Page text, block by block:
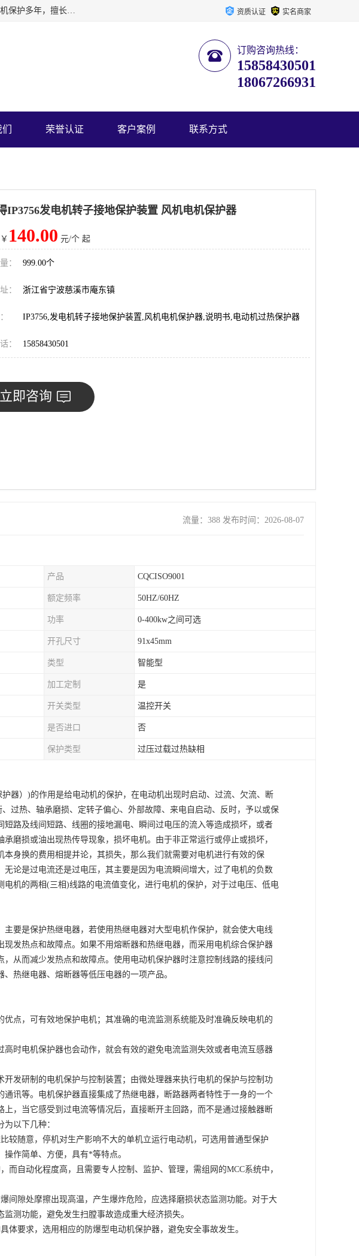
宁波飞纳得电器有限公司以工业电器为主导，集研发，制造，贸易，服务等功能于一体的科技型企业，专注电机保护多年，擅长单片机技术在工业控制、电力电子、汽车电子等领域的应用。主要产品有电机保护器，缺相保护器，相序保护器，电压电流表，浪涌保护器，温控器等我们的使命是通过系统的解决方案为客户创造高的价值，我们也热诚欢迎国内外客户来公司考察交流。 资质认证 实名商家
订购咨询热线：
15858430501
18067266931
荣誉认证 客户案例 联系方式
IP3756发电机转子接地保护装置 风机电机保护器
140.00 元/个 起
： 999.00个
： 浙江省宁波慈溪市庵东镇
IP3756,发电机转子接地保护装置,风机电机保护器,说明书,电动机过热保护器
： 15858430501
立即咨询
流量：388 发布时间：2026-08-07
产品 CQCISO9001
额定频率 50HZ/60HZ
功率 0-400kw之间可选
开孔尺寸 91x45mm
类型 智能型
加工定制 是
开关类型 温控开关
是否进口 否
保护类型 过压过载过热缺相
器）)的作用是给电动机的保护，在电动机出现时启动、过流、欠流、断
过热、轴承磨损、定转子偏心、外部故障、来电自启动、反时，予以或保
路及线间短路、线圈的接地漏电、瞬间过电压的流入等造成损坏，或者
磨损或油出现热传导现象，损坏电机。由于非正常运行或停止或损坏，
身换的费用相提并论，其损失，那么我们就需要对电机进行有效的保
论是过电流还是过电压，其主要是因为电流瞬间增大，过了电机的负数
机的两相(三相)线路的电流值变化，进行电机的保护，对于过电压、低电
要是保护热继电器，若使用热继电器对大型电机作保护，就会使大电线
发热点和故障点。如果不用熔断器和热继电器，而采用电机综合保护器
从而减少发热点和故障点。使用电动机保护器时注意控制线路的接线问
热继电器、熔断器等低压电器的一项产品。
点，可有效地保护电机；其准确的电流监测系统能及时准确反映电机的
时电机保护器也会动作，就会有效的避免电流监测失效或者电流互感器
发研制的电机保护与控制装置；由微处理器来执行电机的保护与控制功
讯等。电机保护器直接集成了热继电器，断路器两者特性于一身的一个
，当它感受到过电流等情况后，直接断开主回路，而不是通过接触器断
以下几种：
较随意，停机对生产影响不大的单机立运行电动机，可选用普通型保护
作简单、方便，具有*等特点。
而自动化程度高，且需要专人控制、监护、管理，需组网的MCC系统中，
间隙处摩擦出现高温，产生爆炸危险，应选择磨损状态监测功能。对于大
测功能，避免发生扫膛事故造成重大经济损失。
体要求，选用相应的防爆型电动机保护器，避免安全事故发生。